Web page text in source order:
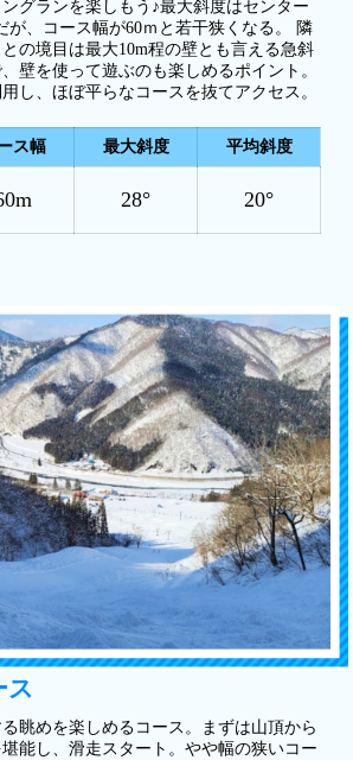
グランを楽しもう♪最大斜度はセンター
が、コース幅が60ｍと若干狭くなる。 隣
の境目は最大10m程の壁とも言える急斜
壁を使って遊ぶのも楽しめるポイント。
し、ほぼ平らなコースを抜てアクセス。
ス幅 最大斜度 平均斜度
28° 20°
ス
眺めを楽しめるコース。まずは山頂から
能し、滑走スタート。やや幅の狭いコー